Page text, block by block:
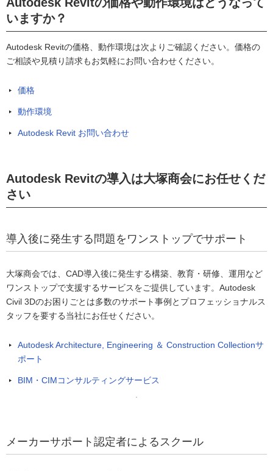
いますか？
Autodesk Revitの価格、動作環境は次よりご確認ください。価格の
ご相談や見積り請求もお気軽にお問い合わせください。
価格
動作環境
Autodesk Revit お問い合わせ
Autodesk Revitの導入は大塚商会にお任せくだ
さい
導入後に発生する問題をワンストップでサポート
大塚商会では、CAD導入後に発生する構築、教育・研修、運用など
ワンストップで支援するサービスをご提供しています。Autodesk
Civil 3Dのお困りごとは多数のサポート事例とプロフェッショナルス
タッフを要する当社にお任せください。
Autodesk Architecture, Engineering ＆ Construction Collectionサ
ポート
BIM・CIMコンサルティングサービス
メーカーサポート認定者によるスクール